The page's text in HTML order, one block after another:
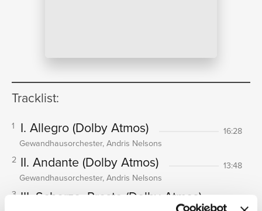
Tracklist:
1 I. Allegro (Dolby Atmos)
16:28
Gewandhausorchester, Andris Nelsons
2 II. Andante (Dolby Atmos)
13:48
Gewandhausorchester, Andris Nelsons
3 III. Scherzo. Presto (Dolby Atmos)
RICERCA
CHI